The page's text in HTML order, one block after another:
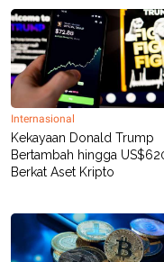
Internasional
Kekayaan Donald Trump
Bertambah hingga
Berkat Aset Kripto